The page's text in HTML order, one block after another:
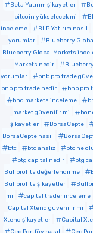
Beta Yatırım şikayetler
bitcoin yükselecek mi
inceleme
BLP Yatırım nasıl
yorumlar
Blueberry
Blueberry Global Markets
Markets nedir
yorumlar
bnb pro trade
bnb pro trade nedir
bnb pro
bnd markets inceleme
market güvenilir mi
şikayetler
BorsaCepte
BorsaCepte nasıl
btc
btc analiz btc ne
btg capital nedir
btg
Bullprofits değerlendirme
Bullprofits şikayetler
mi
capital trader inceleme
Capital Xtend güvenilir mi
Xtend şikayetler
Capital